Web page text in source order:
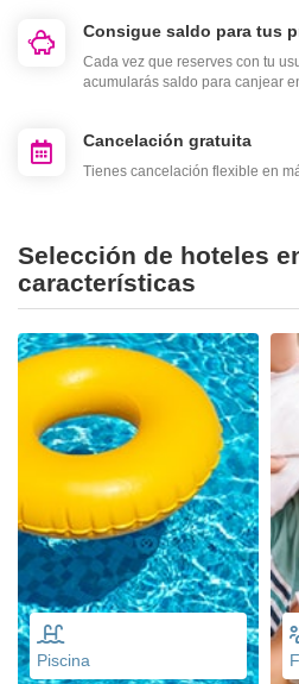
Consigue saldo para tus
Cada vez que reserves con tu
acumularás saldo para canjear
Cancelación gratuita
Tienes cancelación flexible en
Selección de hoteles
características
Piscina